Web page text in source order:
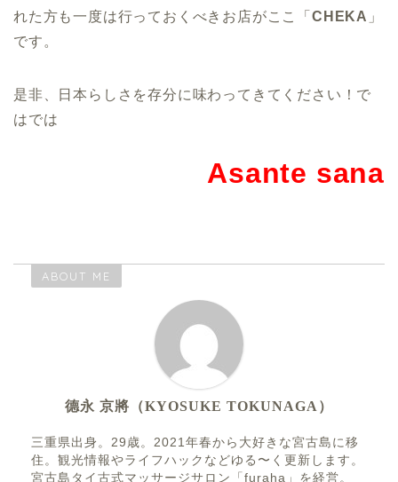
れた方も一度は行っておくべきお店がここ「 CHEKA 」
です。
是非、日本らしさを存分に味わってきてください！で
はでは
Asante sana
ABOUT ME
德永 京將（KYOSUKE TOKUNAGA）
三重県出身。29歳。2021年春から大好きな宮古島に移
住。観光情報やライフハックなどゆる〜く更新します。
宮古島タイ古式マッサージサロン「furaha」を経営。